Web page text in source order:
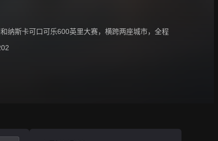
纳斯卡可口可乐600英里大赛，横跨两座城市，全程